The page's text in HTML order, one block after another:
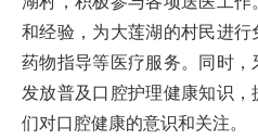
和经验，为大莲湖的村民进
药物指导等医疗服务。同时
发放普及口腔护理健康知识
们对口腔健康的意识和关注。